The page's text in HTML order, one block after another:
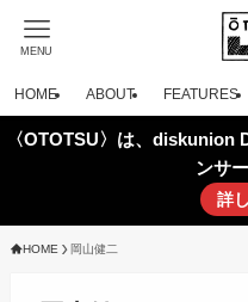
MENU
HOME ABOUT FEATURES
〈OTOTSU〉は、diskunion
ンサ
詳
HOME 岡山健二